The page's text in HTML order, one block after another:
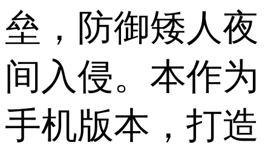
垒，防御矮人夜
间入侵。本作为
手机版本，打造